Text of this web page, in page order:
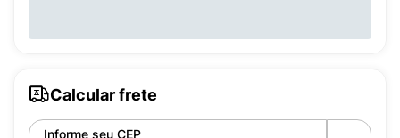
Calcular frete
Informe seu CEP